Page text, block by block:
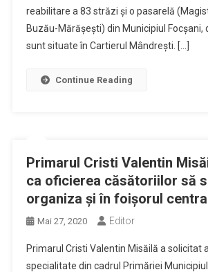
reabilitare a 83 străzi și o pasarelă
Buzău-Mărășești) din Municipiul Focșani,
sunt situate în Cartierul Mândrești. […]
Continue Reading
Primarul Cristi Valentin
ca oficierea căsătoriilor să
organiza și în foișorul
Mai 27, 2020 Editor
Primarul Cristi Valentin Misăilă a solicitat
specialitate din cadrul Primăriei